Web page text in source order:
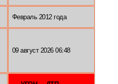
Февраль 2012 года
09 август 2026 06:48